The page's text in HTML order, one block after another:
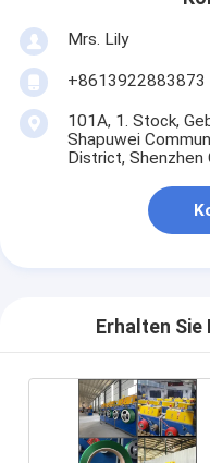
Mrs. Lily
+8613922883873
101A, 1. Stock,
Shapuwei
District, Shenzhen
Erhalten Sie